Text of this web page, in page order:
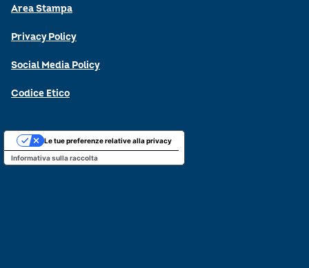
Area Stampa
Privacy Policy
Social Media Policy
Codice Etico
Informativa sulla raccolta
Le tue preferenze relative alla privacy